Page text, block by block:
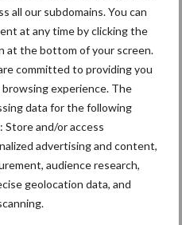
all our subdomains. You can
at any time by clicking the
at the bottom of your screen.
committed to providing you
experience. The
data for the following
Store and/or access
advertising and content,
audience research,
geolocation data, and
praktische
is in Polen
ooit”
voor
hyopneumoniae
onderstreept dat
is, zeker nu